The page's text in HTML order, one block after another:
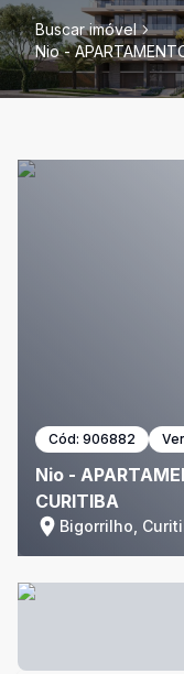
Buscar imóvel
Nio -
Cód: 906882
Nio -
CURITIBA
Bigorrilho,